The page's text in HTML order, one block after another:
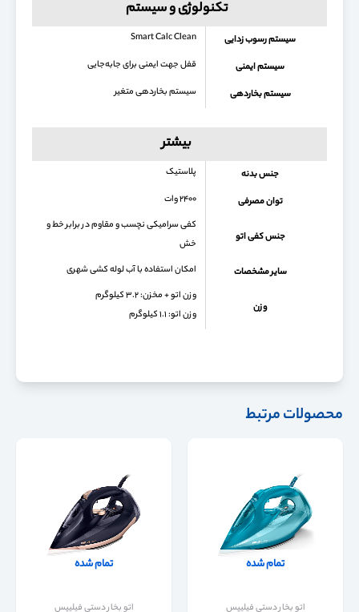
تکنولوژی و سیستم
سیستم رسوب زدایی Smart Calc Clean
سیستم ایمنی قفل جهت ایمنی برای جابه‌جایی
سیستم بخاردهی سیستم بخاردهی متغیر
بیشتر
جنس بدنه پلاستیک
توان مصرفی ۲۴۰۰ وات
جنس کفی اتو
کفی سرامیکی نچسب و مقاوم در برابر خط و
خش
سایر مشخصات
امکان استفاده با آب لوله کشی شهری
وزن
وزن اتو + مخزن: ۳.۲ کیلوگرم
وزن اتو: ۱.۱ کیلوگرم
محصولات مرتبط
تمام شده
اتو بخار دستی فیلیپس
تمام شده
اتو بخار دستی فیلیپس